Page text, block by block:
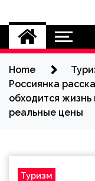
Home
Россиянка
обходится
реальные цены
Туризм